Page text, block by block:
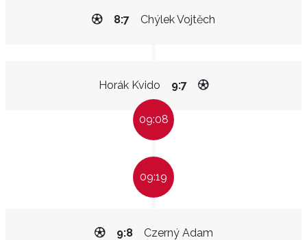
Chýlek Vojtěch
8:7
Horák Kvido 9:7
09:08
09:19
Czerný Adam
9:8